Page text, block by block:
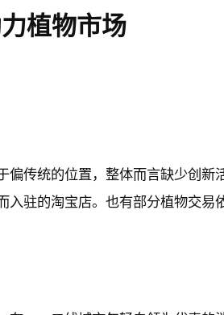
植物市场
传统的位置，整体而言缺少创新
驻的淘宝店。也有部分植物交易